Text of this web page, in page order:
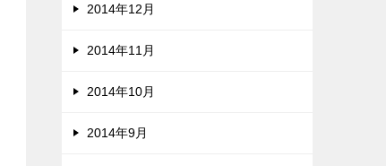
2014年12月
2014年11月
2014年10月
2014年9月